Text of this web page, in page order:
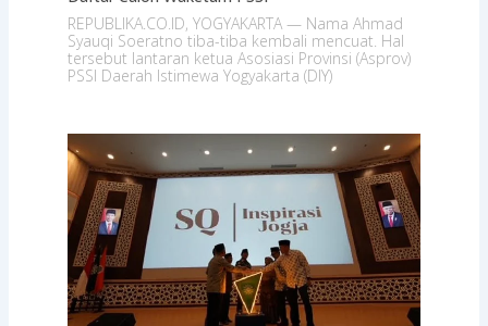
REPUBLIKA.CO.ID, YOGYAKARTA — Nama Ahmad
Syauqi Soeratno tiba-tiba kembali mencuat. Hal
tersebut lantaran ketua Asosiasi Provinsi (Asprov)
PSSI Daerah Istimewa Yogyakarta (DIY)